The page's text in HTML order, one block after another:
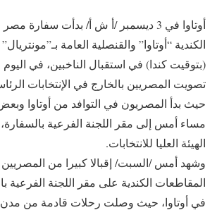
أوتاوا في 3 ديسمبر /أ ش أ/ بدأت سفارة
الكندية “أوتاوا” والقنصلية العامة
(بتوقيت كندا) في استقبال الناخبين، في اليوم
حيث بدأ المصريون في التوافد من أوتاوا
مساء أمس إلى مقر اللجنة الفرعية
الهيئة العليا للانتخابات.
وشهد أمس /السبت/ إقبالا كبيرا من
المقاطعات الكندية على مقر اللجنة الفرعية
في أوتاوا، حيث وصلت رحلات قادمة من مدن